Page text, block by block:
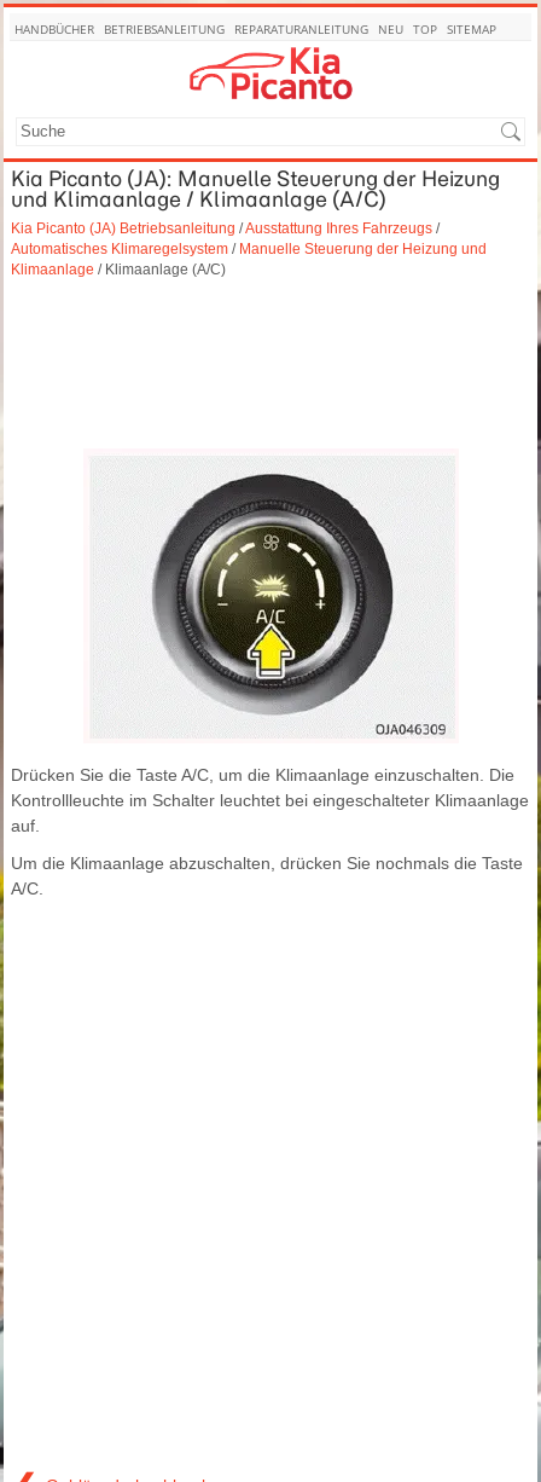
HANDBÜCHER BETRIEBSANLEITUNG REPARATURANLEITUNG NEU TOP SITEMAP
Kia Picanto (JA): Manuelle Steuerung der Heizung
und Klimaanlage / Klimaanlage (A/C)
Kia Picanto (JA) Betriebsanleitung /Ausstattung Ihres Fahrzeugs /
Automatisches Klimaregelsystem / Manuelle Steuerung der Heizung und
Klimaanlage / Klimaanlage (A/C)
Drücken Sie die Taste A/C, um die Klimaanlage einzuschalten. Die
Kontrollleuchte im Schalter leuchtet bei eingeschalteter Klimaanlage
auf.
Um die Klimaanlage abzuschalten, drücken Sie nochmals die Taste
A/C.